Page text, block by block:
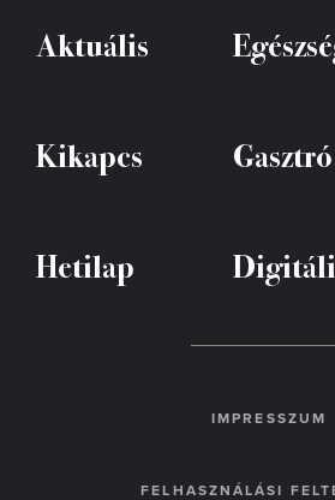
Aktuális
Kikapcs Gasztró
Hetilap
IMPRESSZUM
FELHASZNÁLÁSI